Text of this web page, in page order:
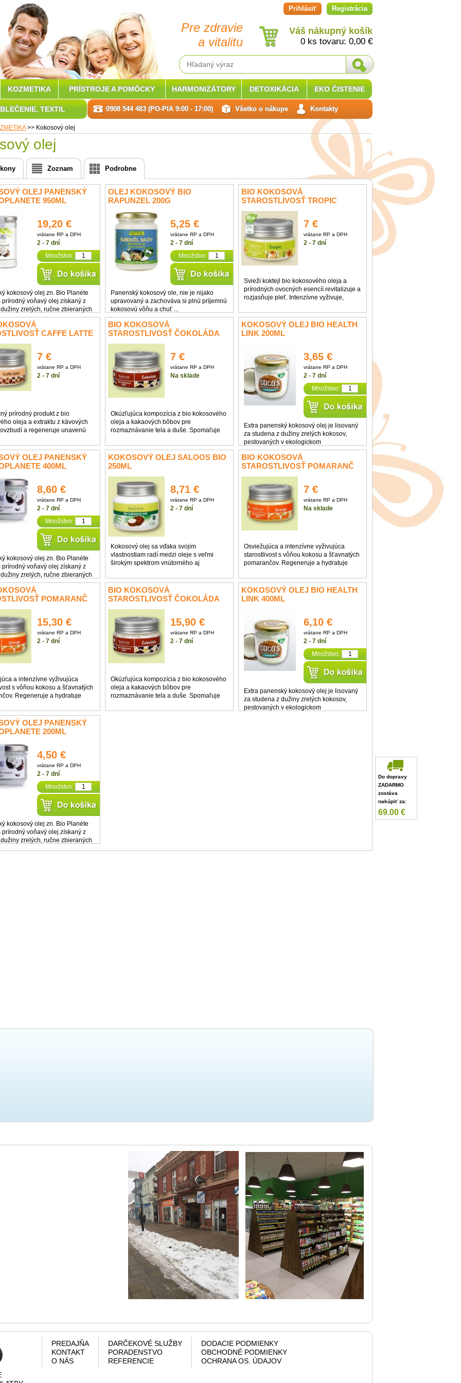
Pre zdravie
a vitalitu
Prihlásiť Registrácia
Váš nákupný košík
0 ks tovaru: 0,00 €
>> Kokosový olej
olej
Ikony Zoznam Podrobne
OLEJ PANENSKÝ
950ML
19,20 €
vrátane RP a DPH
2 - 7 dní
Množstvo:
kokosový olej zn. Bio Planéte
prírodný voňavý olej získaný z
zrelých, ručne zbieraných
orechov. Olej pochádza z
"Care Naturkost Filipíny" z
Filipín, na ktorom ...
OLEJ KOKOSOVÝ BIO
RAPUNZEL 200G
5,25 €
vrátane RP a DPH
2 - 7 dní
Množstvo:
Panenský kokosový ole, nie je nijako
upravovaný a zachováva si plnú príjemnú
kokosovú vôňu a chuť ...
BIO KOKOSOVÁ
STAROSTLIVOSŤ TROPIC
SALOOS 100ML
7 €
vrátane RP a DPH
2 - 7 dní
Svieži koktejl bio kokosového oleja a
prírodných ovocných esencíí revitalizuje a
rozjasňuje pleť. Intenzívne vyživuje,
vrátane citlivej, chráni ju pred
dehydratáciou a spomaľuje jej starnutie.
CAFFE LATTE
100ML
7 €
vrátane RP a DPH
2 - 7 dní
prírodný produkt z bio
oleja a extraktu z kávových
a regeneruje unavenú
a zjemňuje všetky typy pleti
chráni pred jej
...
BIO KOKOSOVÁ
STAROSTLIVOSŤ ČOKOLÁDA
SALOOS 100ML
7 €
vrátane RP a DPH
Na sklade
Okúzľujúca kompozícia z bio kokosového
oleja a kakaových bôbov pre
rozmaznávanie tela a duše. Spomaľuje
dehydratáciou, obsahuje antioxidačné
látky, je určená pre všetky typy pleti.
Opojná vôňa vyvoláva ...
KOKOSOVÝ OLEJ BIO HEALTH
LINK 200ML
3,65 €
vrátane RP a DPH
2 - 7 dní
Množstvo:
Extra panenský kokosový olej je lisovaný
za studena z dužiny zrelých kokosov,
pestovaných v ekologickom
poľnohospodárstve. Celý proces výroby
trvá len niekoľko málo hodín, aby si olej
zachoval svoju výbornú kvalitu. Nie sú do
neho ...
OLEJ PANENSKÝ
400ML
8,60 €
vrátane RP a DPH
2 - 7 dní
Množstvo:
kokosový olej zn. Bio Planéte
prírodný voňavý olej získaný z
zrelých, ručne zbieraných
orechov. Olej pochádza z
"Care Naturkost Filipíny" z
Filipín ...
KOKOSOVÝ OLEJ SALOOS BIO
250ML
8,71 €
vrátane RP a DPH
2 - 7 dní
Kokosový olej sa vďaka svojim
vlastnostiam radí medzi oleje s veľmi
širokým spektrom vnútorného aj
vlastnosťou je tuhá konzistenci, ktorá sa
pri 24°C mení na tekutú. Ako čistá
prírodná surovina ...
BIO KOKOSOVÁ
STAROSTLIVOSŤ POMARANČ
SALOOS 100ML
7 €
vrátane RP a DPH
Na sklade
Osviežujúca a intenzívne vyživujúca
starostlivost s vôňou kokosu a šťavnatých
pomarančov. Regeneruje a hydratuje
Energetizujúce pomarančové esencie
prepožičiavajú pokožke neodolateľnú
vôňu, hodvábnu ...
POMARANČ
250ML
15,30 €
vrátane RP a DPH
2 - 7 dní
a intenzívne vyživujúca
s vôňou kokosu a šťavnatých
Regeneruje a hydratuje
pomarančové esencie
pokožke neodolateľnú
...
BIO KOKOSOVÁ
STAROSTLIVOSŤ ČOKOLÁDA
SALOOS 250ML
15,90 €
vrátane RP a DPH
2 - 7 dní
Okúzľujúca kompozícia z bio kokosového
oleja a kakaových bôbov pre
rozmaznávanie tela a duše. Spomaľuje
dehydratáciou, obsahuje antioxidačné
KOKOSOVÝ OLEJ BIO HEALTH
LINK 400ML
6,10 €
vrátane RP a DPH
2 - 7 dní
Množstvo:
Extra panenský kokosový olej je lisovaný
za studena z dužiny zrelých kokosov,
pestovaných v ekologickom
OLEJ PANENSKÝ
200ML
4,50 €
vrátane RP a DPH
2 - 7 dní
Množstvo:
kokosový olej zn. Bio Planéte
prírodný voňavý olej získaný z
zrelých, ručne zbieraných
KOZMETIKA PRÍSTROJE A POMÔCKY HARMONIZÁTORY DETOXIKÁCIA EKO ČISTENIE
TEXTIL 0908 544 483 (PO-PIA 9:00 - 17:00) Všetko o nákupe Kontakty
PREDAJŇA
KONTAKT
O NÁS
DARČEKOVÉ SLUŽBY
PORADENSTVO
REFERENCIE
DODACIE PODMIENKY
OBCHODNÉ PODMIENKY
OCHRANA OS. ÚDAJOV
Do dopravy
ZADARMO
zostáva
nakúpiť za:
69.00 €